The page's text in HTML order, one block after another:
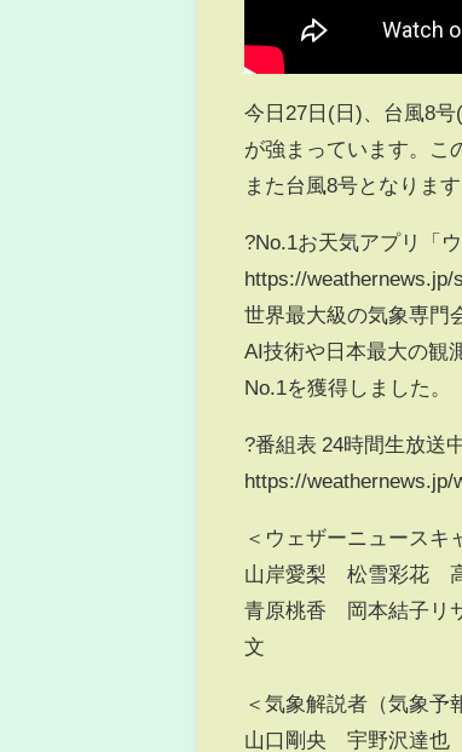
今日27日(日)、台風8
が強まっています。こ
また台風8号となります
?No.1お天気アプリ「
https://weathernews.jp/
世界最大級の気象専門
AI技術や日本最大の観
No.1を獲得しました。
?️番組表 24時間生放送
https://weathernews.jp/
＜ウェザーニュースキ
山岸愛梨 松雪彩花
青原桃香 岡本結子
文
＜気象解説者（気象予
山口剛央 宇野沢達